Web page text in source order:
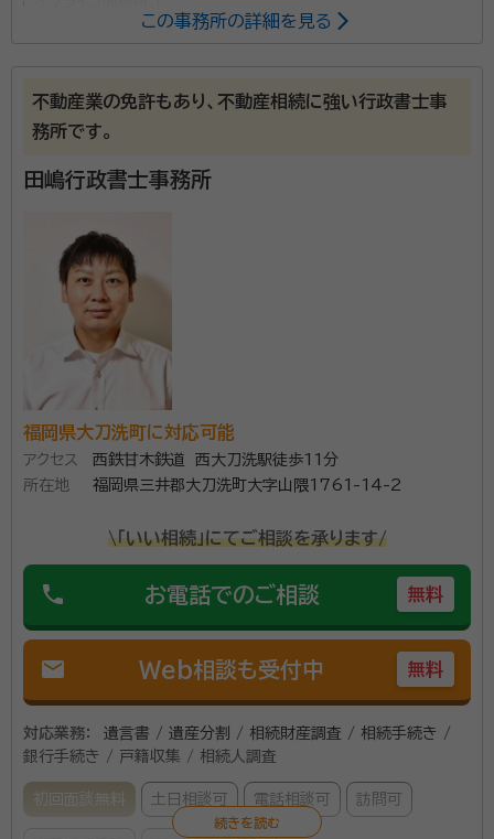
花田 亮（はなだ りょう）
行政書士、宅建士
経歴：
ン相続行政書士事務所入社 以前は住宅販売営業の営業をしてました
の業界に飛び込みました。
事務所口コミ（抜粋）：
年間面談件数は500件以上、相続手続きでお悩みなら一度ご相
談下さい。豊富な相談実績があり、お客様にとってベストな提案
ができる自信と豊富な経験があります。
所属団体： 福岡県行政書士会
この事務所の詳細を見る
不動産業の免許もあり、不動産相続に強い行政書士事
務所です。
田嶋行政書士事務所
福岡県大刀洗町に対応可能
アクセス
西鉄甘木鉄道 西大刀洗駅徒歩11分
所在地
福岡県三井郡大刀洗町大字山隈1761-14-2
\「いい相続」にてご相談を承ります/
phone お電話でのご相談 無料
mail Web相談も受付中 無料
対応業務：
遺言書 / 遺産分割 / 相続財産調査 / 相続手続き /
銀行手続き / 戸籍収集 / 相続人調査
初回面談無料 土日相談可 電話相談可 訪問可